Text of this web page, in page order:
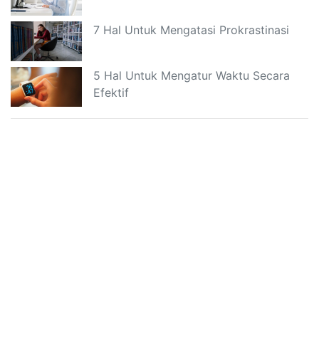
7 Hal Untuk Mengatasi Prokrastinasi
5 Hal Untuk Mengatur Waktu Secara
Efektif